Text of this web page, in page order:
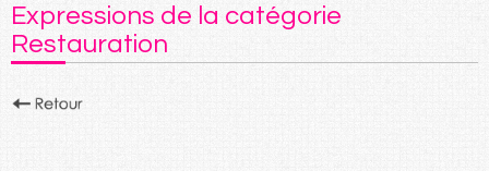
Expressions de la catégorie
Restauration